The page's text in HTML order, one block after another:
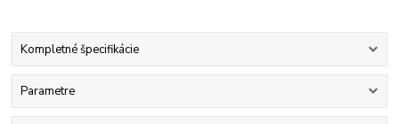
Kompletné špecifikácie
Parametre